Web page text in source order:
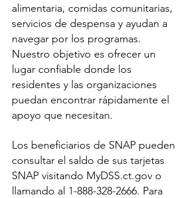
alimentaria, comidas comunitarias,
servicios de despensa y ayudan a
navegar por los programas.
Nuestro objetivo es ofrecer un
lugar confiable donde los
residentes y las organizaciones
puedan encontrar rápidamente el
apoyo que necesitan.
Los beneficiarios de SNAP pueden
consultar el saldo de sus tarjetas
SNAP visitando MyDSS.ct.gov o
llamando al 1-888-328-2666. Para